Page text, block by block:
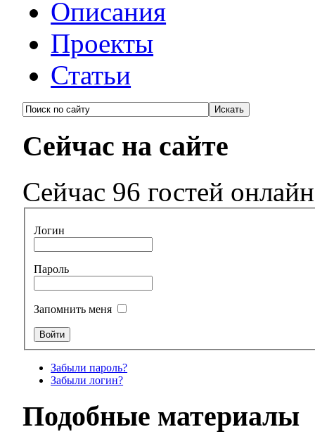
Описания
Проекты
Статьи
Сейчас на сайте
Сейчас 96 гостей онлайн
Логин
Пароль
Запомнить меня
Забыли пароль?
Забыли логин?
Подобные материалы